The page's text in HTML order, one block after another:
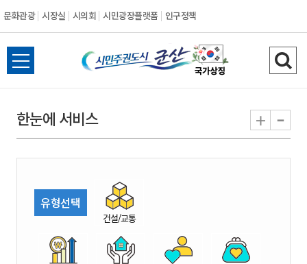
문화관광 시장실 시의회 시민광장플랫폼 인구정책
시
민
권
시
전
체
뉴
열
검
색
기
한눈에 서비스 + -
유형선택
건설/교통